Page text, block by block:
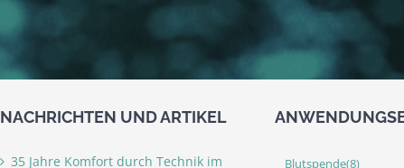
NACHRICHTEN UND ARTIKEL
35 Jahre Komfort durch Technik im Blutspende(8)